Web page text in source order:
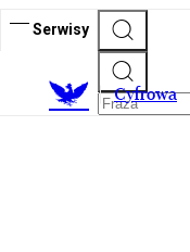
Serwisy
Cyfrowa